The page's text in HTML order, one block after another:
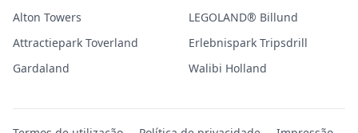
Alton Towers
Attractiepark Toverland
Gardaland
LEGOLAND® Billund
Erlebnispark Tripsdrill
Walibi Holland